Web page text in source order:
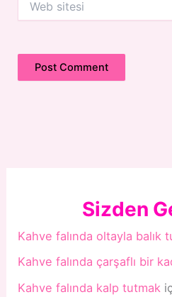
sitesi
Sizden
Kahve falında oltayla balık
Kahve falında çarşaflı bir
Kahve falında kalp tutmak